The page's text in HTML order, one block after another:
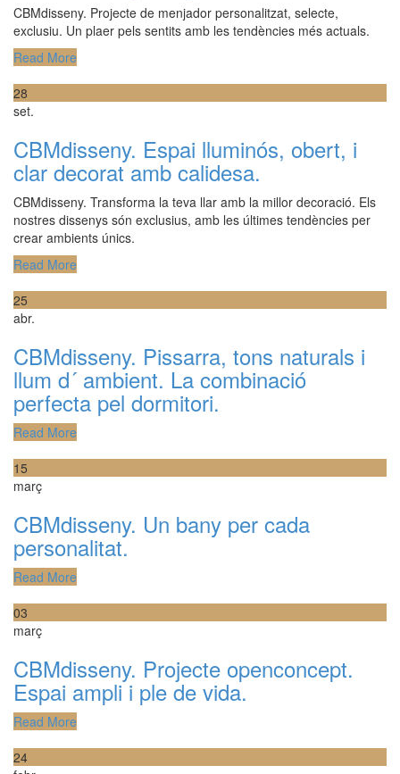
CBMdisseny. Projecte de menjador personalitzat, selecte,
exclusiu. Un plaer pels sentits amb les tendències més actuals.
Read More
28
set.
CBMdisseny. Espai lluminós, obert, i
clar decorat amb calidesa.
CBMdisseny. Transforma la teva llar amb la millor decoració. Els
nostres dissenys són exclusius, amb les últimes tendències per
crear ambients únics.
Read More
25
abr.
CBMdisseny. Pissarra, tons naturals i
llum d´ ambient. La combinació
perfecta pel dormitori.
Read More
15
març
CBMdisseny. Un bany per cada
personalitat.
Read More
03
març
CBMdisseny. Projecte openconcept.
Espai ampli i ple de vida.
Read More
24